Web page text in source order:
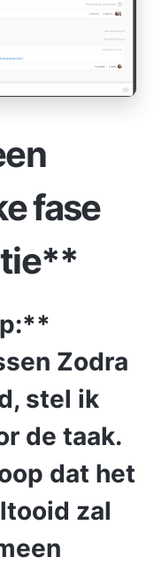
fase
Zodra
stel ik
de taak.
dat het
zal